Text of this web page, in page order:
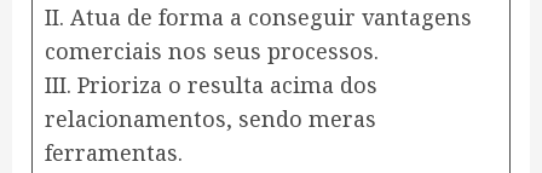
II. Atua de forma a conseguir vantagens
comerciais nos seus processos.
III. Prioriza o resulta acima dos
relacionamentos, sendo meras
ferramentas.